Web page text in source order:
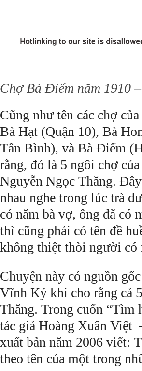
Chợ Bà Điểm năm 1910
Cũng như tên các chợ
Bà Hạt (Quận 10), Bà
Tân Bình), và Bà Ðiểm
rằng, đó là 5 ngôi chợ
Nguyễn Ngọc Thăng.
nhau nghe trong lúc trà
có năm bà vợ, ông đã có
thì cũng phải có tên đề
không thiệt thòi người có
Chuyện này có nguồn
Vĩnh Ký khi cho rằng cả
Thăng. Trong cuốn “Tìm
tác giả Hoàng Xuân Việt
xuất bản năm 2006 viết:
theo tên của một trong